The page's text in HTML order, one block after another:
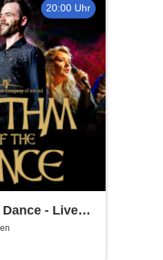
20:00 Uhr
- Live